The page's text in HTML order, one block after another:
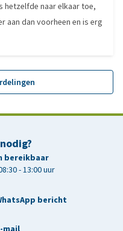
hetzelfde naar elkaar toe,
aan dan voorheen en is erg
bereikbaar
- 13:00 uur
bericht